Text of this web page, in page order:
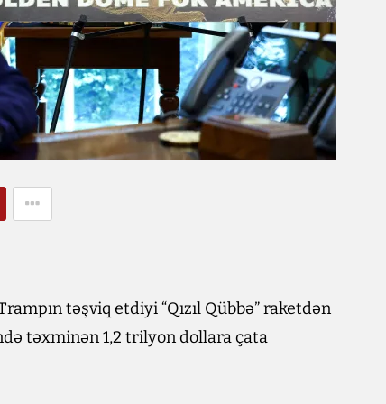
təşviq etdiyi “Qızıl Qübbə” raketdən
təxminən 1,2 trilyon dollara çata